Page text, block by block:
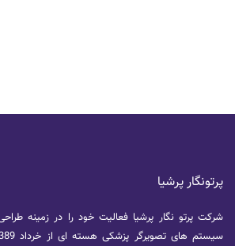
پرتونگار پرشیا
شرکت پرتو نگار پرشیا فعالیت خود را در زمینه